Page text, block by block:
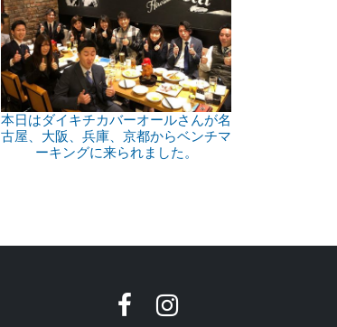
本日はダイキチカバーオールさんが名
古屋、大阪、兵庫、京都からベンチマ
ーキングに来られました。